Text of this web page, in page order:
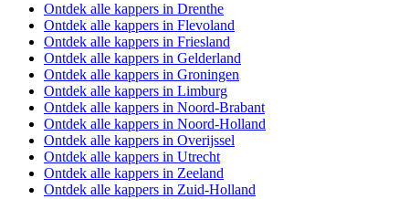
Ontdek alle kappers in Drenthe
Ontdek alle kappers in Flevoland
Ontdek alle kappers in Friesland
Ontdek alle kappers in Gelderland
Ontdek alle kappers in Groningen
Ontdek alle kappers in Limburg
Ontdek alle kappers in Noord-Brabant
Ontdek alle kappers in Noord-Holland
Ontdek alle kappers in Overijssel
Ontdek alle kappers in Utrecht
Ontdek alle kappers in Zeeland
Ontdek alle kappers in Zuid-Holland